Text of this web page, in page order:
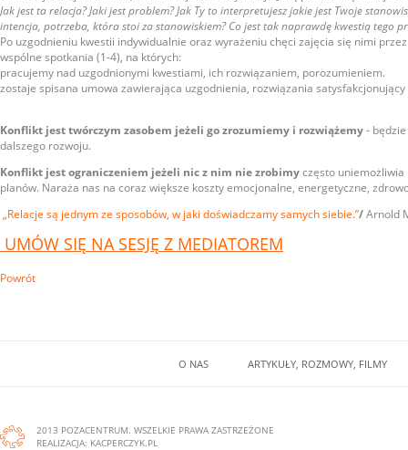
Jak jest ta relacja? Jaki jest problem? Jak Ty to interpretujesz jakie jest Twoje
intencja, potrzeba, która stoi za stanowiskiem? Co jest tak naprawdę kwestią tego
Po uzgodnieniu kwestii indywidualnie oraz wyrażeniu chęci zajęcia się nimi
wspólne spotkania (1-4), na których:
pracujemy nad uzgodnionymi kwestiami, ich rozwiązaniem, porozumieniem.
zostaje spisana umowa zawierająca uzgodnienia, rozwiązania
Konflikt jest twórczym zasobem jeżeli go zrozumiemy i rozwiążemy-
dalszego rozwoju.
Konflikt jest ograniczeniem jeżeli nic z nim nie zrobimyczęsto
planów. Naraża nas na coraz większe koszty emocjonalne, energetyczne,
„Relacje są jednym ze sposobów, w jaki doświadczamy samych siebie.”/Arnold
UMÓW SIĘ NA SESJĘ Z MEDIATOREM
Powrót
O NAS ARTYKUŁY, ROZMOWY, FILMY
2013 POZACENTRUM. WSZELKIE PRAWA ZASTRZEŻONE
REALIZACJA: KACPERCZYK.PL